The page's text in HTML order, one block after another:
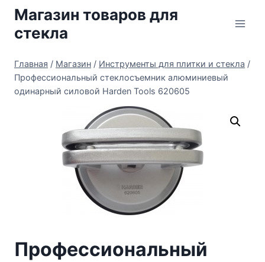
Перейти
содержимому
Магазин товаров для
стекла
Главная / Магазин / Инструменты для плитки и стекла /
Профессиональный стеклосъемник алюминиевый
одинарный силовой Harden Tools 620605
Профессиональный